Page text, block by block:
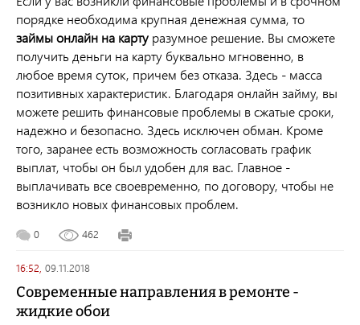
порядке необходима крупная денежная сумма, то
займы онлайн на карту разумное решение. Вы сможете
получить деньги на карту буквально мгновенно, в
любое время суток, причем без отказа. Здесь - масса
позитивных характеристик. Благодаря онлайн займу, вы
можете решить финансовые проблемы в сжатые сроки,
надежно и безопасно. Здесь исключен обман. Кроме
того, заранее есть возможность согласовать график
выплат, чтобы он был удобен для вас. Главное -
выплачивать все своевременно, по договору, чтобы не
возникло новых финансовых проблем.
0 462
16:52, 09.11.2018
Современные направления в ремонте -
жидкие обои